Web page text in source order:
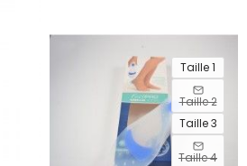
Taille 1
Taille 2
Taille 3
Taille 4